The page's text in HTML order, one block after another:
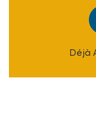
Déjà